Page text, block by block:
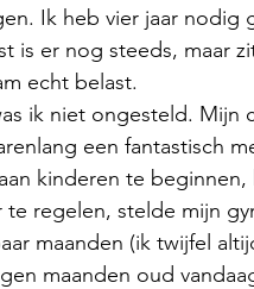
Ik heb vier jaar nodig
is er nog steeds, maar
echt belast.
ik niet ongesteld. Mijn
een fantastisch
kinderen te
regelen, stelde mijn
maanden (ik twijfel
maanden oud